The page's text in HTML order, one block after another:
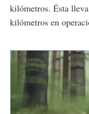
kilómetros. Ésta
kilómetros en